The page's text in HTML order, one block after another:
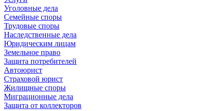
Уголовные дела
Семейные споры
Трудовые споры
Наследственные дела
Юридическим лицам
Земельное право
Защита потребителей
Автоюрист
Страховой юрист
Жилищные споры
Миграционные дела
Защита от коллекторов